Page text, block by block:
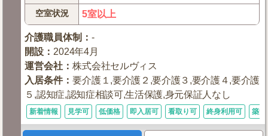
空室状況 5室以上
介護職員体制 ：-
開設 ： 2024年4月
運営会社 ：株式会社セルヴィス
入居条件：要介護１,要介護２,要介護３,要介護４,要介護
５,認知症,認知症相談可,生活保護,身元保証人なし
新着情報 見学可 低価格 即入居可 看取り可 終身利用可 築浅